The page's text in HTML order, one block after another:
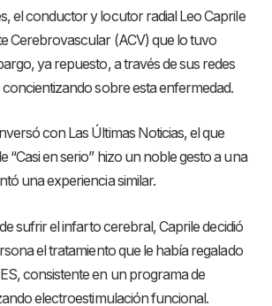
el conductor y locutor radial Leo Caprile
Cerebrovascular (ACV) que lo tuvo
ya repuesto, a través de sus redes
concientizando sobre esta enfermedad.
con Las Últimas Noticias, el que
“Casi en serio” hizo un noble gesto a una
una experiencia similar.
sufrir el infarto cerebral, Caprile decidió
el tratamiento que le había regalado
consistente en un programa de
electroestimulación funcional.